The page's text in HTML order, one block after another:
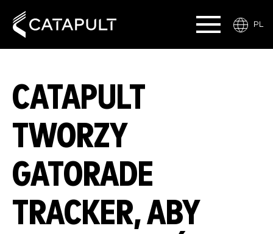
PL
CATAPULT
TWORZY
GATORADE
TRACKER, ABY